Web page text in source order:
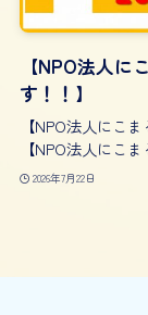
【NPO法人
す！！】
【NPO法人にこ
【NPO法人にこ
2026年7月22日